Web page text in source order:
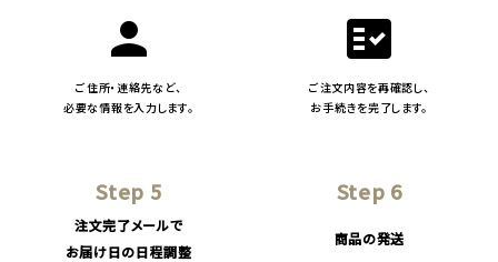
person
ご住所・連絡先など、
必要な情報を入力します。
fact_check
ご注文内容を再確認し、
お手続きを完了します。
Step 5
注文完了メールで
お届け日の日程調整
Step 6
商品の発送